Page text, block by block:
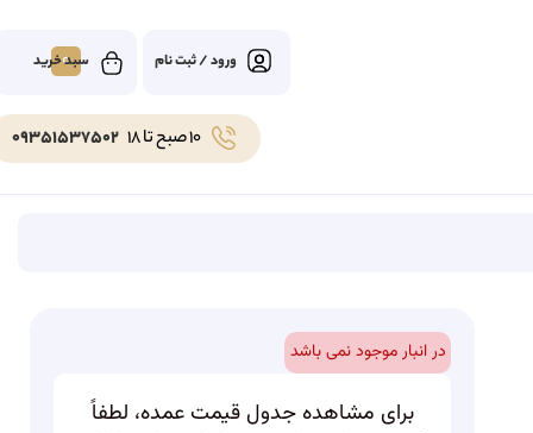
ورود / ثبت نام 0
10 صبح تا 18 09351537502
در انبار موجود نمی باشد
برای مشاهده جدول قیمت عمده، لطفاً